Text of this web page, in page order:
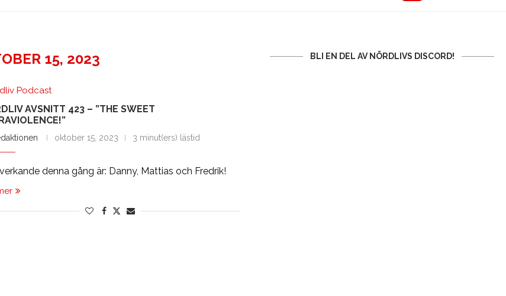
15, 2023
Podcast
AVSNITT 423 – ”THE SWEET
oktober 15, 2023 3 minut(ers) lästid
denna gång är: Danny, Mattias och Fredrik!
BLI EN DEL AV NÖRDLIVS DISCORD!